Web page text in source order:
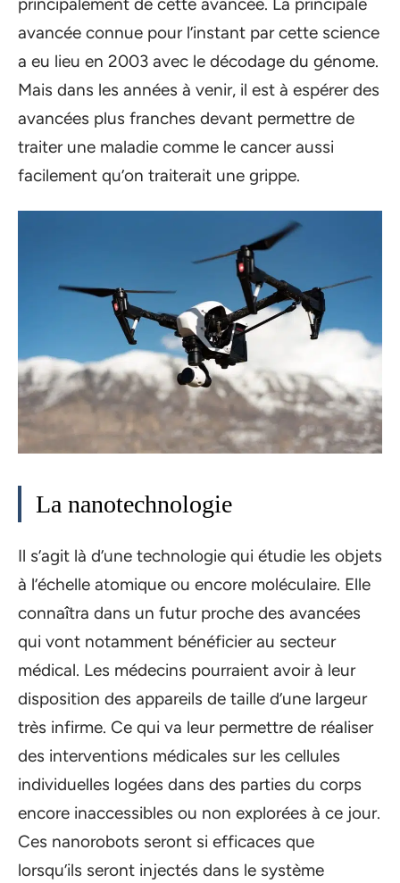
avancée connue pour l’instant par cette science
a eu lieu en 2003 avec le décodage du génome.
Mais dans les années à venir, il est à espérer des
avancées plus franches devant permettre de
traiter une maladie comme le cancer aussi
facilement qu’on traiterait une grippe.
La nanotechnologie
Il s’agit là d’une technologie qui étudie les objets
à l’échelle atomique ou encore moléculaire. Elle
connaîtra dans un futur proche des avancées
qui vont notamment bénéficier au secteur
médical. Les médecins pourraient avoir à leur
disposition des appareils de taille d’une largeur
très infirme. Ce qui va leur permettre de réaliser
des interventions médicales sur les cellules
individuelles logées dans des parties du corps
encore inaccessibles ou non explorées à ce jour.
Ces nanorobots seront si efficaces que
lorsqu’ils seront injectés dans le système